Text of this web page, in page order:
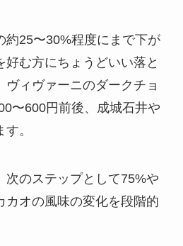
約25〜30%程度にまで下が
好む方にちょうどいい落と
ヴィヴァーニのダークチョ
〜600円前後、成城石井や
。
次のステップとして75%や
カオの風味の変化を段階的